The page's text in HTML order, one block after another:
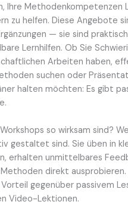
Ihre Methodenkompetenzen
zu helfen. Diese Angebote
— sie sind
Lernhilfen. Ob Sie
Arbeiten haben,
suchen oder
halten möchten: Es gibt
so wirksam sind?
gestaltet sind. Sie üben in
erhalten unmittelbares
direkt ausprobieren.
gegenüber passivem
Video-Lektionen.